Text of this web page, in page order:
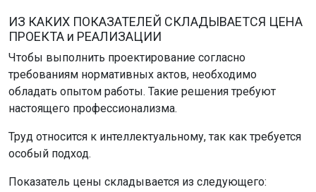
ИЗ КАКИХ ПОКАЗАТЕЛЕЙ СКЛАДЫВАЕТСЯ ЦЕНА
ПРОЕКТА и РЕАЛИЗАЦИИ
Чтобы выполнить проектирование согласно
требованиям нормативных актов, необходимо
обладать опытом работы. Такие решения требуют
настоящего профессионализма.
Труд относится к интеллектуальному, так как требуется
особый подход.
Показатель цены складывается из следующего: